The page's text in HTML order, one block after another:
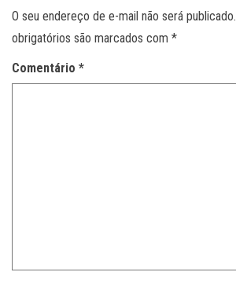
O seu endereço de e-mail não será publicado.
obrigatórios são marcados com *
Comentário *